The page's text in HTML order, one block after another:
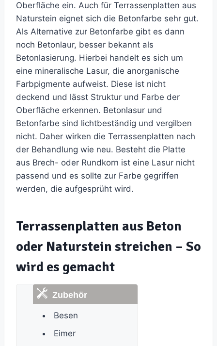
Oberfläche ein. Auch für Terrassenplatten aus
Naturstein eignet sich die Betonfarbe sehr gut.
Als Alternative zur Betonfarbe gibt es dann
noch Betonlaur, besser bekannt als
Betonlasierung. Hierbei handelt es sich um
eine mineralische Lasur, die anorganische
Farbpigmente aufweist. Diese ist nicht
deckend und lässt Struktur und Farbe der
Oberfläche erkennen. Betonlasur und
Betonfarbe sind lichtbeständig und vergilben
nicht. Daher wirken die Terrassenplatten nach
der Behandlung wie neu. Besteht die Platte
aus Brech- oder Rundkorn ist eine Lasur nicht
passend und es sollte zur Farbe gegriffen
werden, die aufgesprüht wird.
Terrassenplatten aus Beton
oder Naturstein streichen – So
wird es gemacht
Besen
Eimer